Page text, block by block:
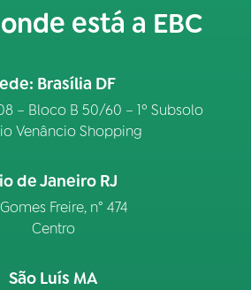
está a EBC
Brasília DF
– Bloco B 50/60 – 1º Subsolo
Venâncio Shopping
de Janeiro RJ
Freire, n° 474
Centro
São Luís MA